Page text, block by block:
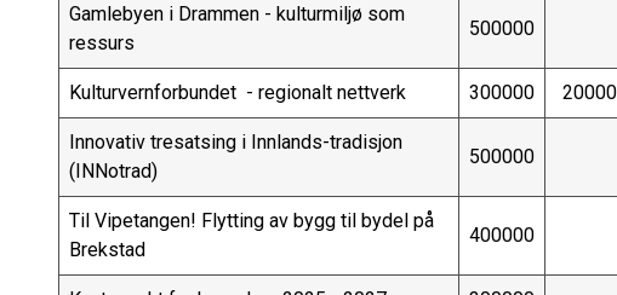
Gamlebyen i Drammen - kulturmiljø som
ressurs
500000
Kulturvernforbundet - regionalt nettverk 300000
Innovativ tresatsing i Innlands-tradisjon
(INNotrad)
500000
Til Vipetangen! Flytting av bygg til bydel på
Brekstad
400000